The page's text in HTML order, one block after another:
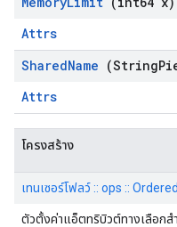
Attrs
SharedName (String
Attrs
โครงสร้าง
เทนเซอร์โฟลว์ :: ops ::
ตัวตั้งค่าแอ็ตทริบิวต์ทางเลือกส